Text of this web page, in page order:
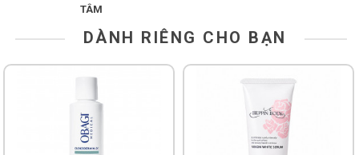
TÂM
DÀNH RIÊNG CHO BẠN